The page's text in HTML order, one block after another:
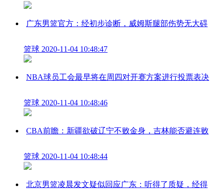
广东男篮官方：经初步诊断，威姆斯腿部伤势无大碍
篮球 2020-11-04 10:48:47
NBA球员工会最早将在周四对开赛方案进行投票表决
篮球 2020-11-04 10:48:46
CBA前瞻：新疆欲破辽宁不败金身，吉林能否避连败
篮球 2020-11-04 10:48:44
北京男篮凌晨发文疑似回应广东：听得了质疑，经得